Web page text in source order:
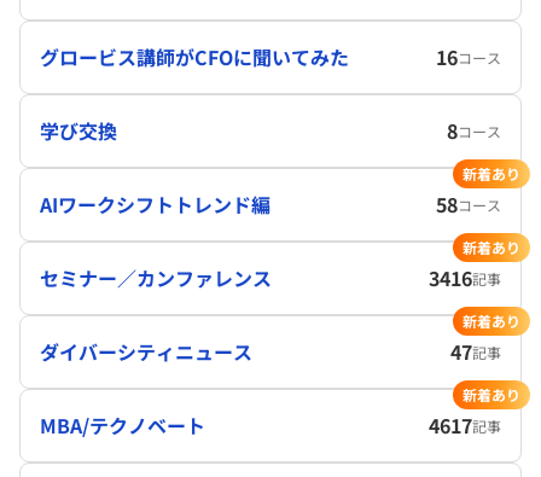
グロービス講師がCFOに聞いてみた 16コース
学び交換 8コース
AIワークシフトトレンド編 58コース
新着あり
セミナー／カンファレンス 3416記事
新着あり
ダイバーシティニュース 47記事
新着あり
MBA/テクノベート 4617記事
新着あり